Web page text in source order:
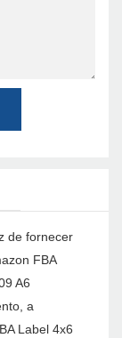
de fornecer
FBA
A6
a
Label 4x6